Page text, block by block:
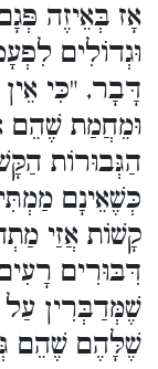
אָז בְּאֵיזֶה
וּגְדוֹלִים
דָּבָר, "כִּי
וּמֵחֲמַת שֶׁהֵם
הַגְּבוּרוֹת
כְּשֶׁאֵינָם
קָשׁוֹת אֲזַי
דִּבּוּרִים
שֶׁמְּדַבְּרִין עַל
שֶׁלָּהֶם שֶׁהֵם